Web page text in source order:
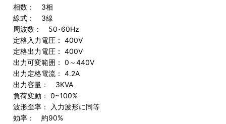
相数： 3相
線式： 3線
周波数： 50･60Hz
定格入力電圧： 400V
定格出力電圧： 400V
出力可変範囲： 0～440V
出力定格電流： 4.2A
出力容量： 3KVA
負荷変動： 0~100%
波形歪率： 入力波形に同等
効率： 約90%